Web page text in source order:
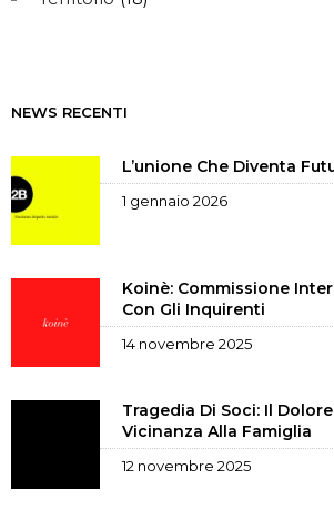
NEWS RECENTI
L’unione Che Diventa
1 gennaio 2026
Koinè: Commissione
Con Gli Inquirenti
14 novembre 2025
Tragedia Di Soci: Il
Vicinanza Alla Famiglia
12 novembre 2025